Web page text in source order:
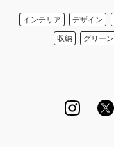
インテリア デザイン
収納
グリーン